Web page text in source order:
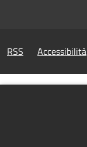
RSS Accessibilità